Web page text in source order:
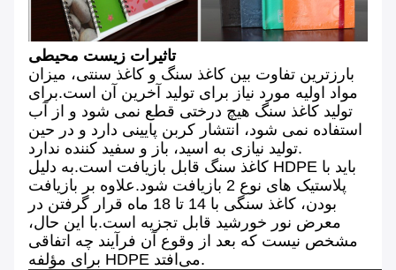
تاثیرات زیست محیطی
بارزترین تفاوت بین کاغذ سنگ و کاغذ سنتی، میزان
مواد اولیه مورد نیاز برای تولید آخرین آن است.برای
تولید کاغذ سنگ هیچ درختی قطع نمی شود و از آب
استفاده نمی شود، انتشار کربن پایینی دارد و در حین
تولید نیازی به اسید، باز و سفید کننده ندارد.
کاغذ سنگ قابل بازیافت است.به دلیل HDPE باید با
پلاستیک های نوع 2 بازیافت شود.علاوه بر بازیافت
بودن، کاغذ سنگی با 14 تا 18 ماه قرار گرفتن در
معرض نور خورشید قابل تجزیه است.با این حال،
مشخص نیست که بعد از وقوع آن فرآیند چه اتفاقی
برای مؤلفه HDPE می‌افتد.